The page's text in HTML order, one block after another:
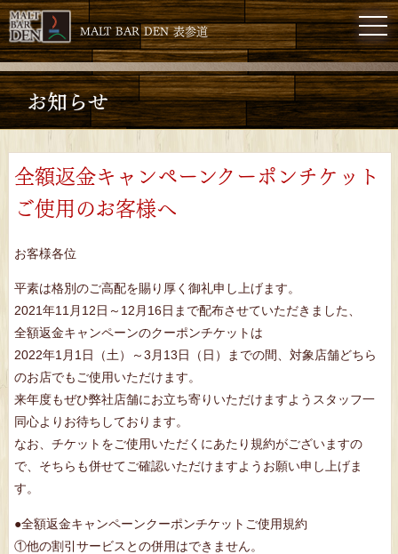
MALT BAR DEN 表参道
お知らせ
全額返金キャンペーンクーポンチケット
ご使用のお客様へ
お客様各位
平素は格別のご高配を賜り厚く御礼申し上げます。
2021年11月12日～12月16日まで配布させていただきました、
全額返金キャンペーンのクーポンチケットは
2022年1月1日（土）～3月13日（日）までの間、対象店舗どちら
のお店でもご使用いただけます。
来年度もぜひ弊社店舗にお立ち寄りいただけますようスタッフ一
同心よりお待ちしております。
なお、チケットをご使用いただくにあたり規約がございますの
で、そちらも併せてご確認いただけますようお願い申し上げま
す。
●全額返金キャンペーンクーポンチケットご使用規約
①他の割引サービスとの併用はできません。